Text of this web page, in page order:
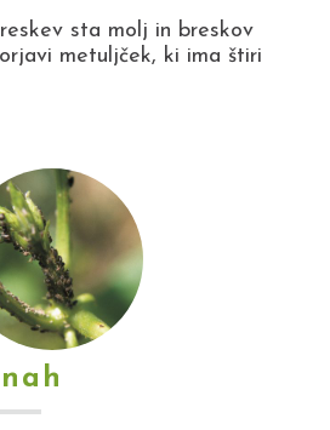
sta molj in breskov
metuljček, ki ima štiri